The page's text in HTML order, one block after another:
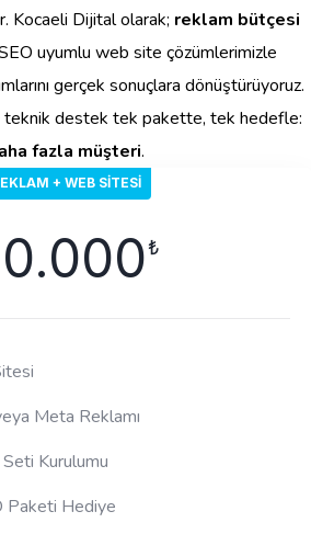
Kocaeli Dijital olarak; reklam bütçesi
uyumlu web site çözümlerimizle
gerçek sonuçlara dönüştürüyoruz.
destek tek pakette, tek hedefle:
fazla müşteri.
+ WEB SITESI
₺
Meta Reklamı
Kurulumu
Paketi Hediye